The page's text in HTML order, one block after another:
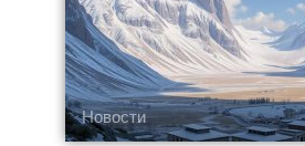
Новости